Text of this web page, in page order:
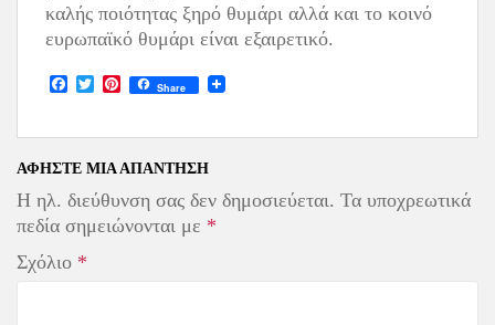
καλής ποιότητας ξηρό θυμάρι αλλά και το κοινό
ευρωπαϊκό θυμάρι είναι εξαιρετικό.
a
e
o
o
k
T
w
t
e
r
P
t
r
s
t
Share
ΑΦΉΣΤΕ ΜΙΑ ΑΠΆΝΤΗΣΗ
Η ηλ. διεύθυνση σας δεν δημοσιεύεται. Τα υποχρεωτικά
πεδία σημειώνονται με *
Σχόλιο *